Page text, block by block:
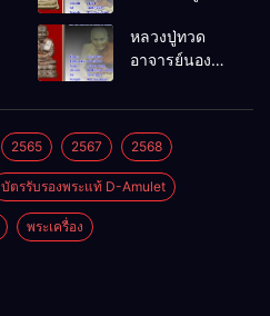
พ.ศ.2512
หลวงปู่ทวด
อาจารย์นอง
พ.ศ.2541
2565 2567 2568
บัตรรับรองพระแท้ D-Amulet
พระเครื่อง